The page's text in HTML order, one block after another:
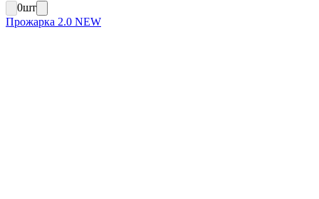
0шт
Прожарка 2.0 NEW